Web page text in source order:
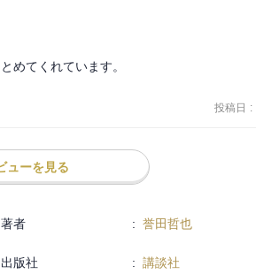
めてくれています。
投稿日 :
ューを見る
著者 : 誉田哲也
出版社 : 講談社